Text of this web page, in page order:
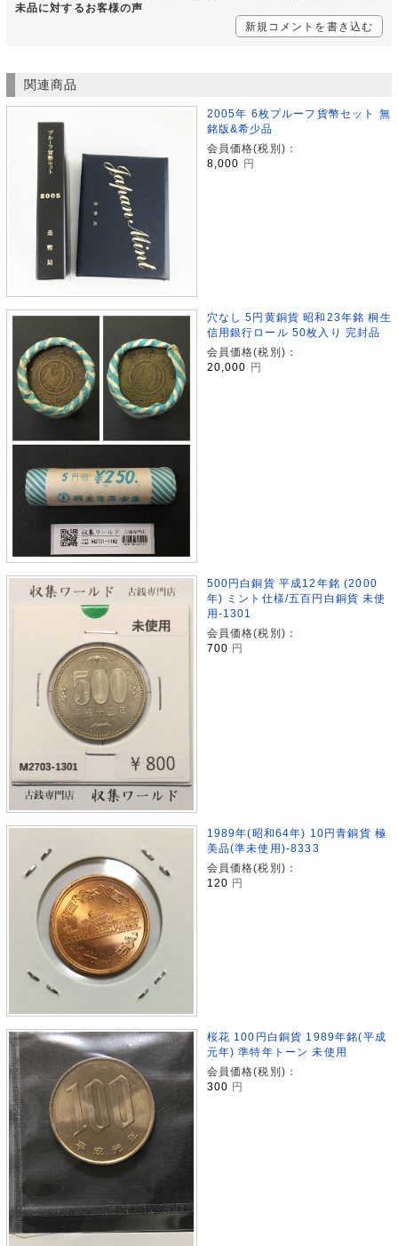
未品に対するお客様の声
新規コメントを書き込む
関連商品
2005年 6枚プルーフ貨幣セット 無
銘版&希少品
会員価格(税別)：
8,000
円
穴なし 5円黄銅貨 昭和23年銘 桐生
信用銀行ロール 50枚入り 完封品
会員価格(税別)：
20,000
円
500円白銅貨 平成12年銘 (2000
年) ミント仕様/五百円白銅貨 未使
用-1301
会員価格(税別)：
700 円
1989年(昭和64年) 10円青銅貨 極
美品(準未使用)-8333
会員価格(税別)：
120 円
桜花 100円白銅貨 1989年銘(平成
元年) 準特年トーン 未使用
会員価格(税別)：
300 円